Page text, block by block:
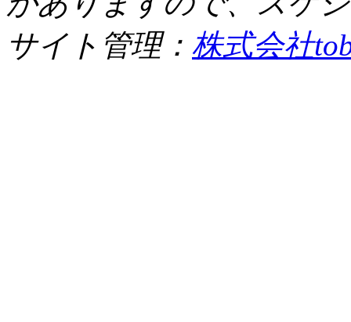
サイト管理： 株式会社